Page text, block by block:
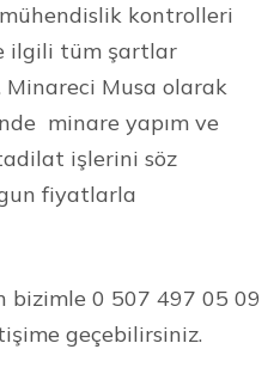
kontrolleri
ilgili tüm şartlar
Musa olarak
minare yapım ve
işlerini söz
fiyatlarla
bizimle 0 507 497 05 09
geçebilirsiniz.